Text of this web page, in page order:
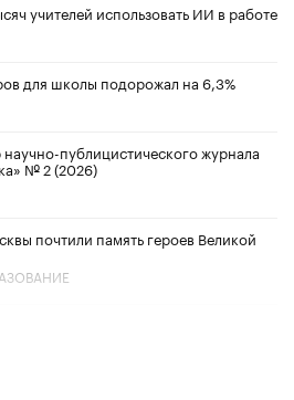
учителей использовать ИИ в работе
для школы подорожал на 6,3%
публицистического журнала
№ 2 (2026)
почтили память героев Великой